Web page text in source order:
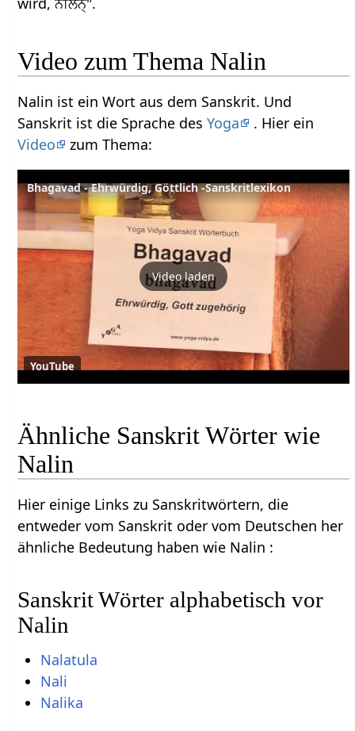
Video zum Thema Nalin
Nalin ist ein Wort aus dem Sanskrit. Und
Sanskrit ist die Sprache desYoga
. Hier ein
Video
zum Thema:
Bhagavad - Ehrwürdig, Göttlich -Sanskritlexikon
Video laden
YouTube
Ähnliche Sanskrit Wörter wie
Nalin
Hier einige Links zu Sanskritwörtern, die
entweder vom Sanskrit oder vom Deutschen her
ähnliche Bedeutung haben wie Nalin :
Sanskrit Wörter alphabetisch vor
Nalin
Nalatula
Nali
Nalika